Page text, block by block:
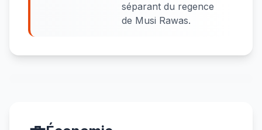
séparant du regence
de Musi Rawas.